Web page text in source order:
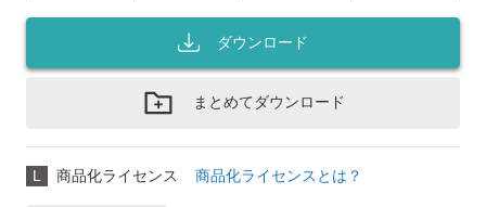
ダウンロード
まとめてダウンロード
L 商品化ライセンス 商品化ライセンスとは？